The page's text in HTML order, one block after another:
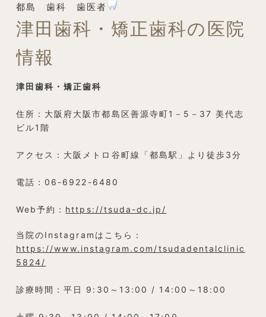
都島 歯科 歯医者
津田歯科・矯正歯科の医院
情報
津田歯科・矯正歯科
住所：大阪府大阪市都島区善源寺町1－5－37 美代志
ビル1階
アクセス：大阪メトロ谷町線「都島駅」より徒歩3分
電話：06-6922-6480
Web予約： https://tsuda-dc.jp/
当院のInstagramはこちら：
https://www.instagram.com/tsudadentalclinic
5824/
診療時間：平日 9:30～13:00 / 14:00～18:00